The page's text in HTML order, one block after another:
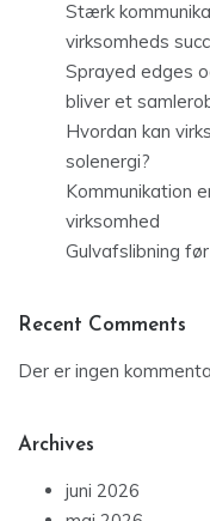
Stærk
virksomheds
Sprayed edges
bliver et
Hvordan kan
solenergi?
Kommunikation
virksomhed
Gulvafslibning
Recent Comments
Der er ingen
Archives
juni 2026